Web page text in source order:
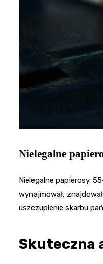
Nielegalne
Nielegalne papierosy.
wynajmował,
uszczuplenie skarbu
Skuteczna